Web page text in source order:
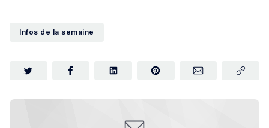
Infos de la semaine